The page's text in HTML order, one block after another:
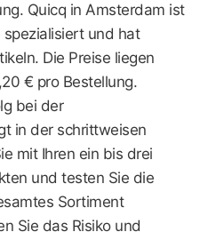
Quicq in Amsterdam ist
und hat
Die Preise liegen
€ pro Bestellung.
bei der
in der schrittweisen
mit Ihren ein bis drei
und testen Sie die
Sortiment
Sie das Risiko und